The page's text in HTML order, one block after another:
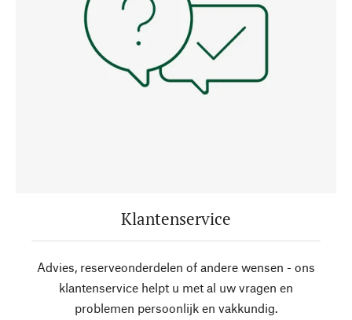
Klantenservice
Advies, reserveonderdelen of andere wensen - ons
klantenservice helpt u met al uw vragen en
problemen persoonlijk en vakkundig.